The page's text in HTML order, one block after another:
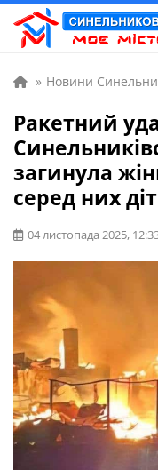
» Новини
Ракетний
загинула
серед них
04 листопада 2025,